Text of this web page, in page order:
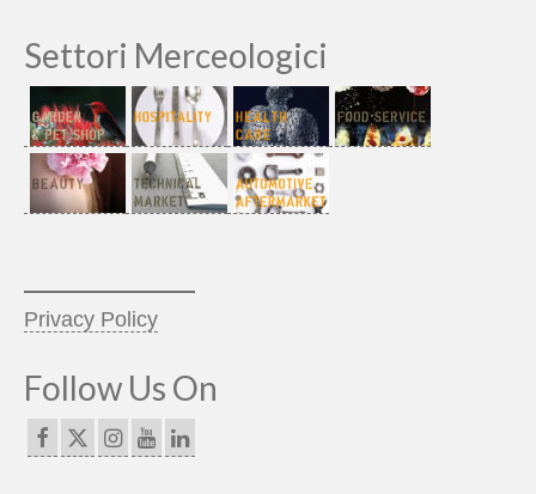
Settori Merceologici
Privacy Policy
Follow Us On